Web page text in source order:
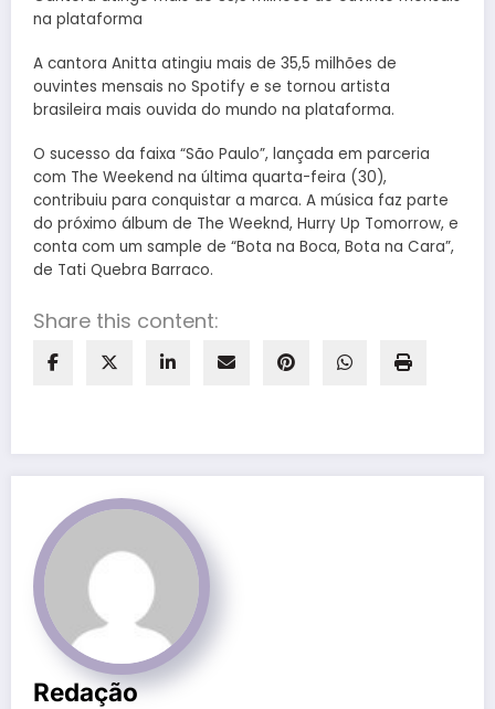
na plataforma
A cantora Anitta atingiu mais de 35,5 milhões de
ouvintes mensais no Spotify e se tornou artista
brasileira mais ouvida do mundo na plataforma.
O sucesso da faixa “São Paulo”, lançada em parceria
com The Weekend na última quarta-feira (30),
contribuiu para conquistar a marca. A música faz parte
do próximo álbum de The Weeknd, Hurry Up Tomorrow, e
conta com um sample de “Bota na Boca, Bota na Cara”,
de Tati Quebra Barraco.
Share this content:
Redação